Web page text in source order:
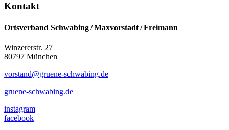
Kontakt
Ortsverband Schwabing / Maxvorstadt ⁠/ Freimann
Winzererstr. 27
80797 München
vorstand@gruene-schwabing.de
gruene-schwabing.de
instagram
facebook